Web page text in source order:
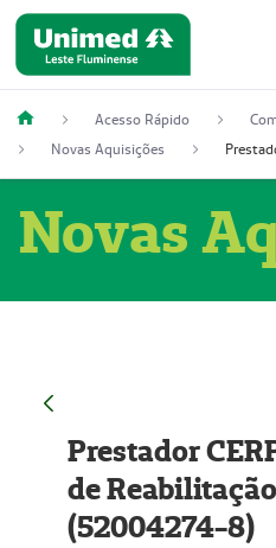
Acesso Rápido
Novas Aquisições
Novas
Prestador
de
(52004274-8)